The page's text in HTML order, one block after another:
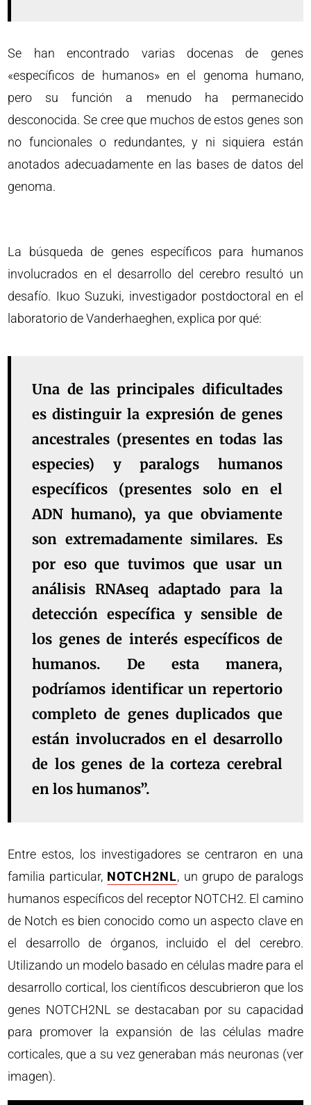
Se han encontrado varias docenas de genes
«específicos de humanos» en el genoma humano,
pero su función a menudo ha permanecido
desconocida. Se cree que muchos de estos genes son
no funcionales o redundantes, y ni siquiera están
anotados adecuadamente en las bases de datos del
genoma.
La búsqueda de genes específicos para humanos
involucrados en el desarrollo del cerebro resultó un
desafío. Ikuo Suzuki, investigador postdoctoral en el
laboratorio de Vanderhaeghen, explica por qué:
Una de las principales dificultades
es distinguir la expresión de genes
ancestrales (presentes en todas las
especies) y paralogs humanos
específicos (presentes solo en el
ADN humano), ya que obviamente
son extremadamente similares. Es
por eso que tuvimos que usar un
análisis RNAseq adaptado para la
detección específica y sensible de
los genes de interés específicos de
humanos. De esta manera,
podríamos identificar un repertorio
completo de genes duplicados que
están involucrados en el desarrollo
de los genes de la corteza cerebral
en los humanos”.
Entre estos, los investigadores se centraron en una
familia particular, NOTCH2NL, un grupo de paralogs
humanos específicos del receptor NOTCH2. El camino
de Notch es bien conocido como un aspecto clave en
el desarrollo de órganos, incluido el del cerebro.
Utilizando un modelo basado en células madre para el
desarrollo cortical, los científicos descubrieron que los
genes NOTCH2NL se destacaban por su capacidad
para promover la expansión de las células madre
corticales, que a su vez generaban más neuronas (ver
imagen).